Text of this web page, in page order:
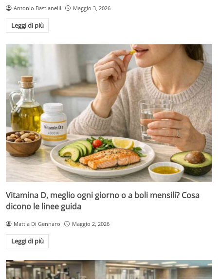
Antonio Bastianelli Maggio 3, 2026
Leggi di più
Vitamina D, meglio ogni giorno o a boli mensili? Cosa
dicono le linee guida
Mattia Di Gennaro Maggio 2, 2026
Leggi di più